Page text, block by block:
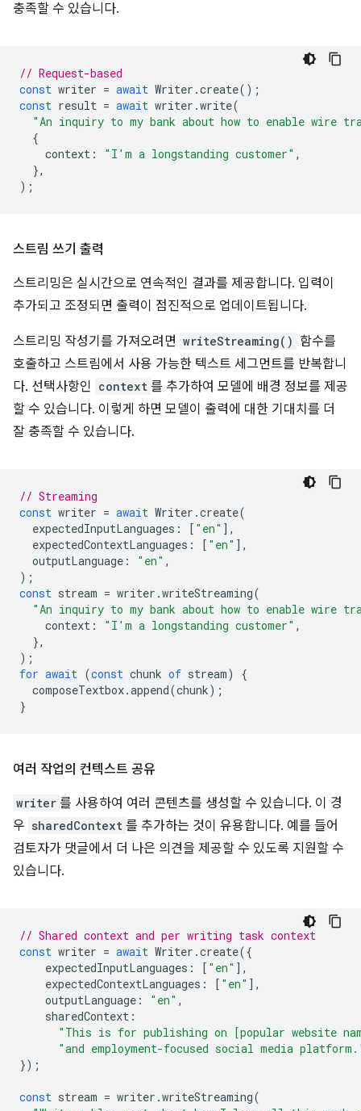
충족할 수 있습니다.
// Request-based
const writer = await Writer .create();
const result = await writer .write(
"An inquiry to my bank about how to enable wire
{
context : "I'm a longstanding customer" ,
},
);
스트림 쓰기 출력
스트리밍은 실시간으로 연속적인 결과를 제공합니다. 입력이
추가되고 조정되면 출력이 점진적으로 업데이트됩니다.
스트리밍 작성기를 가져오려면 writeStreaming() 함수를
호출하고 스트림에서 사용 가능한 텍스트 세그먼트를 반복합니
다. 선택사항인 context 를 추가하여 모델에 배경 정보를 제공
할 수 있습니다. 이렇게 하면 모델이 출력에 대한 기대치를 더
잘 충족할 수 있습니다.
// Streaming
const writer = await Writer .create(
expectedInputLanguages : [ "en" ],
expectedContextLanguages : [ "en" ],
outputLanguage : "en" ,
);
const stream = writer .writeStreaming(
"An inquiry to my bank about how to enable wire
context : "I'm a longstanding customer" ,
},
);
for await (const chunk of stream)
{
composeTextbox.append(chunk);
}
여러 작업의 컨텍스트 공유
writer 를 사용하여 여러 콘텐츠를 생성할 수 있습니다. 이 경
우 sharedContext 를 추가하는 것이 유용합니다. 예를 들어
검토자가 댓글에서 더 나은 의견을 제공할 수 있도록 지원할 수
있습니다.
// Shared context and per writing task context
const writer = await Writer .create({
expectedInputLanguages : [ "en" ],
expectedContextLanguages : [ "en" ],
outputLanguage : "en" ,
sharedContext :
"This is for publishing on [popular website
"and employment-focused social media
});
const stream = writer .writeStreaming(